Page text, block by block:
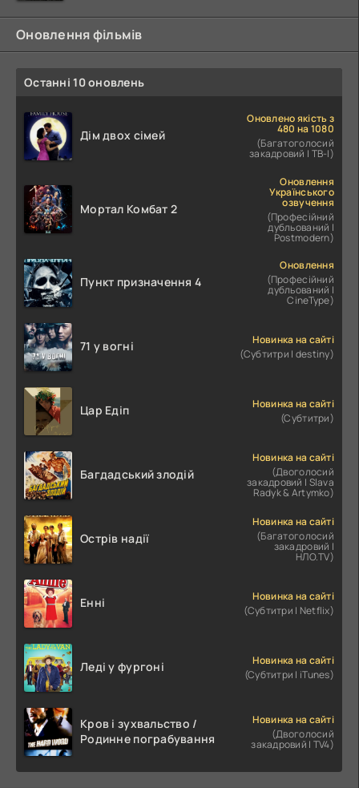
Оновлення фільмів
Останні 10 оновлень
Дім двох сімей
Оновлено якість з
480 на 1080
(Багатоголосий
закадровий | ТВ-І)
Мортал Комбат 2
Оновлення
Українського
озвучення
(Професійний
дубльований |
Postmodern)
Пункт призначення 4
Оновлення
(Професійний
дубльований |
CineType)
71 у вогні
Новинка на сайті
(Субтитри | destiny)
Цар Едіп
Новинка на сайті
(Субтитри)
Багдадський злодій
Новинка на сайті
(Двоголосий
закадровий | Slava
Radyk & Artymko)
Острів надії
Новинка на сайті
(Багатоголосий
закадровий |
НЛО.TV)
Енні
Новинка на сайті
(Субтитри | Netflix)
Леді у фургоні
Новинка на сайті
(Субтитри | iTunes)
Кров і зухвальство /
Родинне пограбування
Новинка на сайті
(Двоголосий
закадровий | TV4)